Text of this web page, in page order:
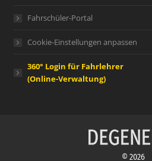
Fahrschüler-Portal
Cookie-Einstellungen anpassen
360° Login für Fahrlehrer
(Online-Verwaltung)
© 2026
person
campaign